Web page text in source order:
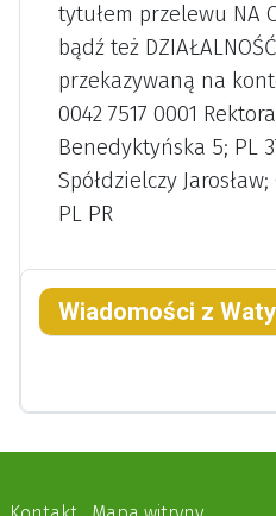
tytułem przelewu NA
bądź też
przekazywaną na
0042 7517 0001
Benedyktyńska 5; PL
Spółdzielczy
PL PR
Wiadomości z